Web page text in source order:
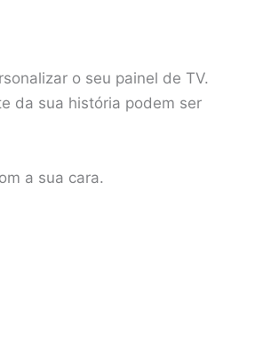
o seu painel de TV.
da sua história podem ser
a sua cara.